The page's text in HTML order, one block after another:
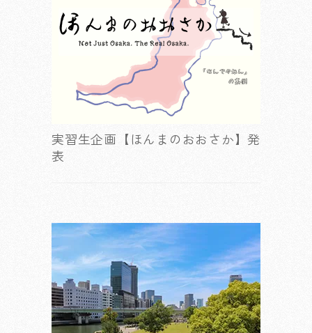
実習生企画【ほんまのおおさか】発
表